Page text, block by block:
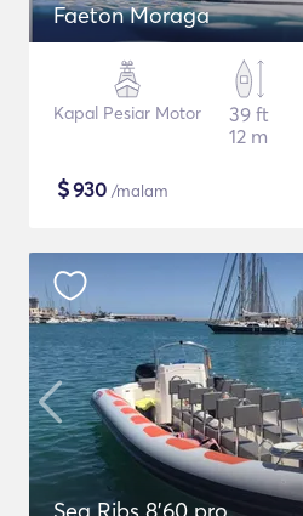
Faeton Moraga
Kapal Pesiar Motor
39 ft
12 m
$930 /malam